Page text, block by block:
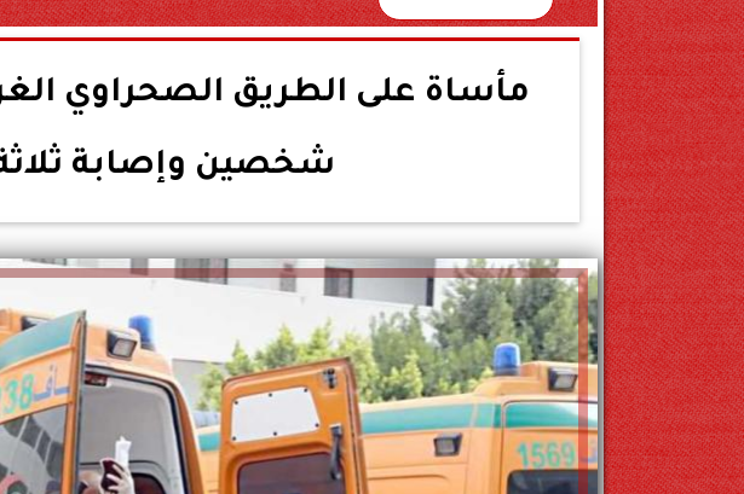
مأساة على الطريق الصحراوي
شخصين وإصابة